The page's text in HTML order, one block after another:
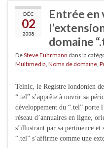
DÉC
02
2008
Entrée en
domaine
DeSteve Fuhrmann dans la
Multimedia Noms de domaine
Telnic, le Registre londonien
“.tel” s’apprête à ouvrir sa
développement du “.tel” porte
réseau d’annuaires en ligne,
s’illustrant par sa pertinence
“.tel” s’affirme comme une